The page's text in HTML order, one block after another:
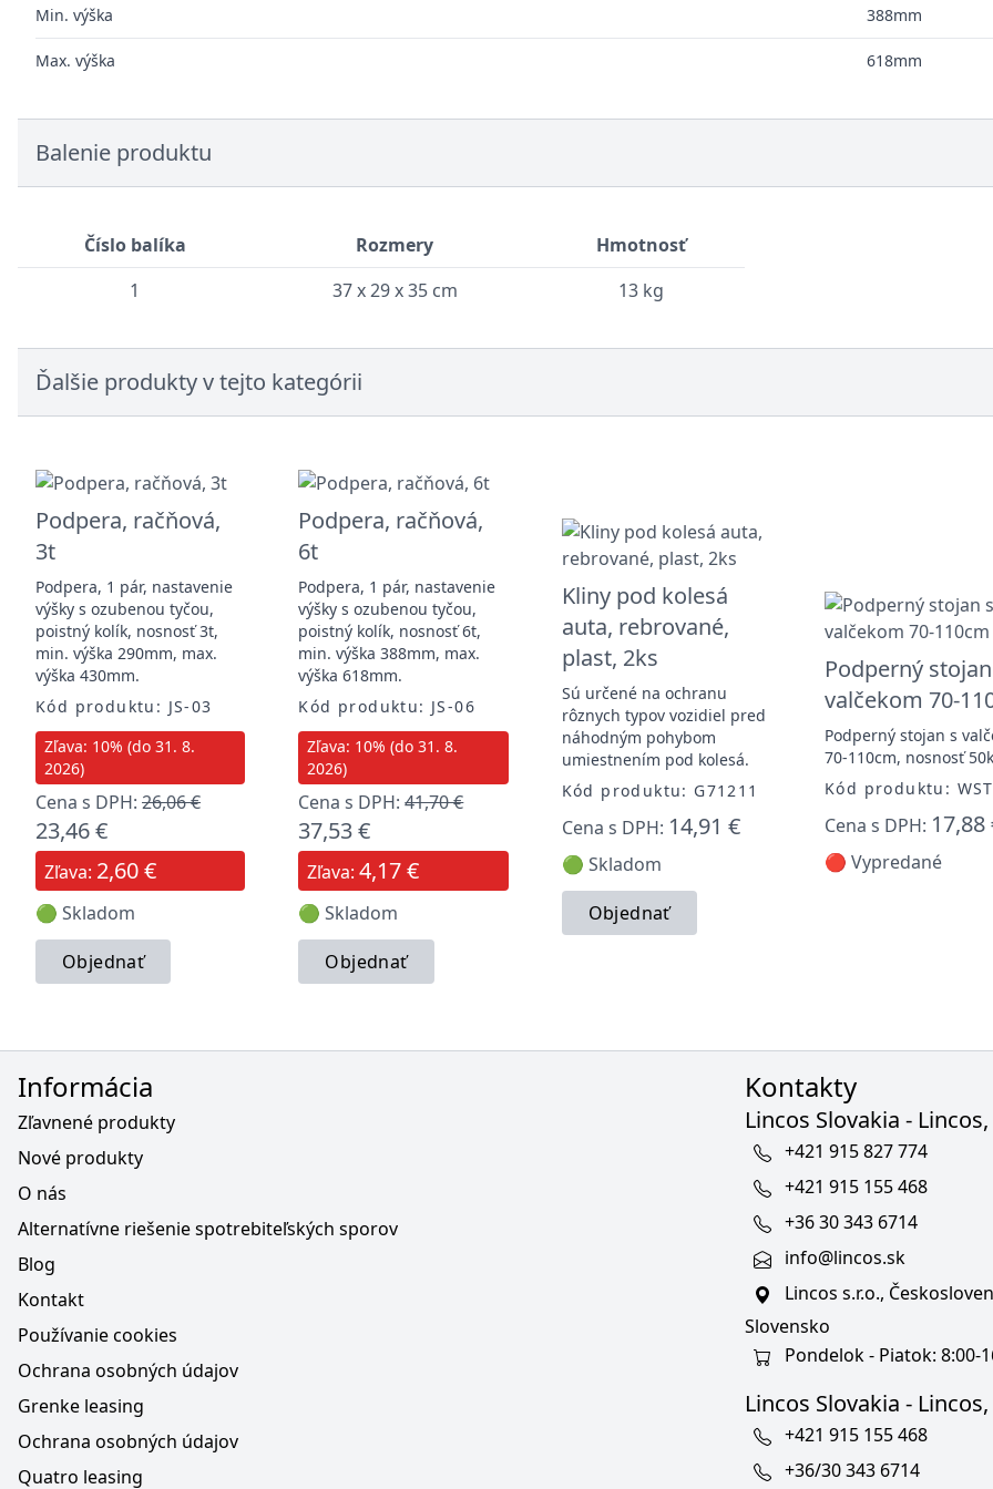
Min. výška 388mm
Max. výška 618mm
Balenie produktu
Číslo balíka Rozmery
Hmotnosť
1
37 x 29 x 35 cm 13 kg
Ďalšie produkty v tejto kategórii
Podpera, račňová,
3t
Podpera, 1 pár, nastavenie
výšky s ozubenou tyčou,
poistný kolík, nosnosť 3t,
min. výška 290mm, max.
výška 430mm.
Kód produktu: JS-03
Zľava: 10% (do 31. 8.
2026)
Cena s DPH: 26,06 €
23,46 €
Zľava: 2,60 €
🟢 Skladom
Objednať
Podpera, račňová,
6t
Podpera, 1 pár, nastavenie
výšky s ozubenou tyčou,
poistný kolík, nosnosť 6t,
min. výška 388mm, max.
výška 618mm.
Kód produktu: JS-06
Zľava: 10% (do 31. 8.
2026)
Cena s DPH:41,70 €
37,53 €
Zľava:4,17 €
🟢 Skladom
Objednať
Kliny pod kolesá
auta, rebrované,
plast, 2ks
Sú určené na ochranu
rôznych typov vozidiel pred
náhodným pohybom
umiestnením pod kolesá.
Kód produktu: G71211
Cena s DPH: 14,91 €
🟢 Skladom
Objednať
Podperný
valčekom 70-
Podperný stojan s
70-110cm, nosnosť
Kód produktu:
Cena s DPH: 17,88
🔴 Vypredané
Informácia
Zľavnené produkty
Nové produkty
O nás
Alternatívne riešenie spotrebiteľských sporov
Blog
Kontakt
Používanie cookies
Ochrana osobných údajov
Grenke leasing
Ochrana osobných údajov
Quatro leasing
Kontakty
Lincos Slovakia -
+421 915 827 774
+421 915 155 468
+36 30 343 6714
info@lincos.sk
Lincos s.r.o.,
Slovensko
Pondelok - Piatok: 8:00-
Lincos Slovakia -
+421 915 155 468
+36/30 343 6714